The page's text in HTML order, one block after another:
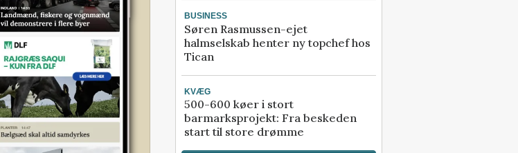
BUSINESS
Søren Rasmussen-ejet
halmselskab henter ny topchef hos
Tican
KVÆG
500-600 køer i stort
barmarksprojekt: Fra beskeden
start til store drømme